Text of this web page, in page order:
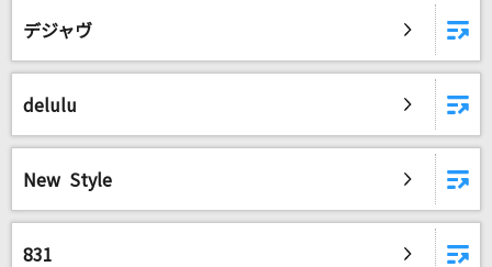
家族や友達と一緒に！練習にも！
デジャヴ
delulu
New Style
831